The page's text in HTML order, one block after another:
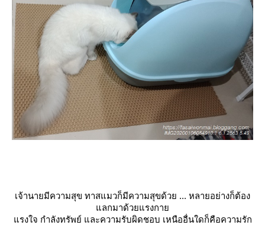
เจ้านายมีความสุข ทาสแมวก็มีความสุขด้วย ... หลายอย่างก็ต้อง
ลกมาด้วยแรงกา
รงใจ กำลังทรัพย์ และความรับผิดชอบ เหนืออื่นใดก็คือความรัก